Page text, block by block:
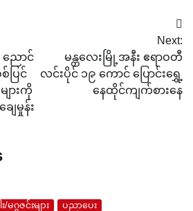
ညောင်
ပြင်
ျားကို
ေမှုန်း
Next:
မန္တလေးမြို့အနီး ဧရာဝတီ
လင်းပိုင် ၁၉ ကောင် ပြောင်းရွှေ့
နေထိုင်ကျက်စားနေ
မဂ္ဂဇင်းများ ပညာပေး